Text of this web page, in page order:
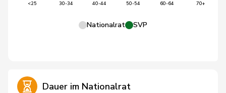
<25 30-34 40-44 50-54 60-64 70+
Nationalrat SVP
Dauer im Nationalrat